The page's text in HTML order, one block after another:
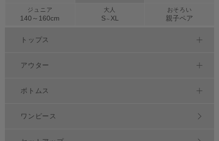
ジュニア
140～ 160cm
大人
S～ XL
おそろい
親子ペア
トップス
アウター
ボトムス
ワンピース